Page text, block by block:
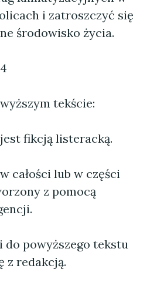
i zatroszczyć się
środowisko życia.
tekście:
fikcją listeracką.
całości lub w części
z pomocą
do powyższego tekstu
z redakcją.